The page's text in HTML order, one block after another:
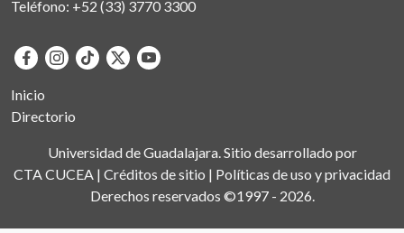
Teléfono: +52 (33) 3770 3300
Inicio
Directorio
Universidad de Guadalajara. Sitio desarrollado por
CTA CUCEA | Créditos de sitio | Políticas de uso y privacidad
Derechos reservados ©1997 - 2026.